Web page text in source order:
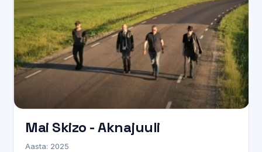
Mai Skizo - Aknajuuli
Aasta: 2025